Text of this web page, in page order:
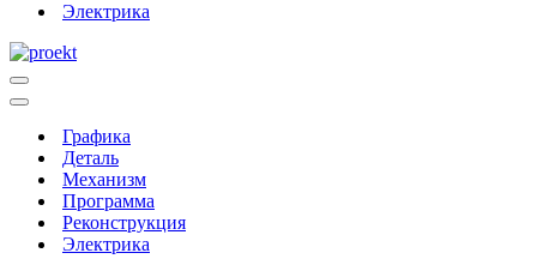
Электрика
Меню
навигации
Меню
навигацииГрафика
Деталь
Механизм
Программа
Реконструкция
Электрика